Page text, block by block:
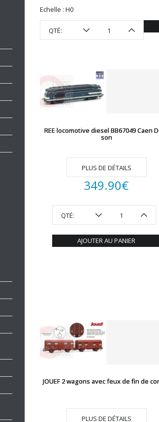
Echelle : H0
QTÉ:
REE locomotive diesel BB67049 Caen
son
PLUS DE DÉTAILS
349.90€
QTÉ:
AJOUTER AU PANIER
JOUEF 2 wagons avec feux de fin de
PLUS DE DÉTAILS